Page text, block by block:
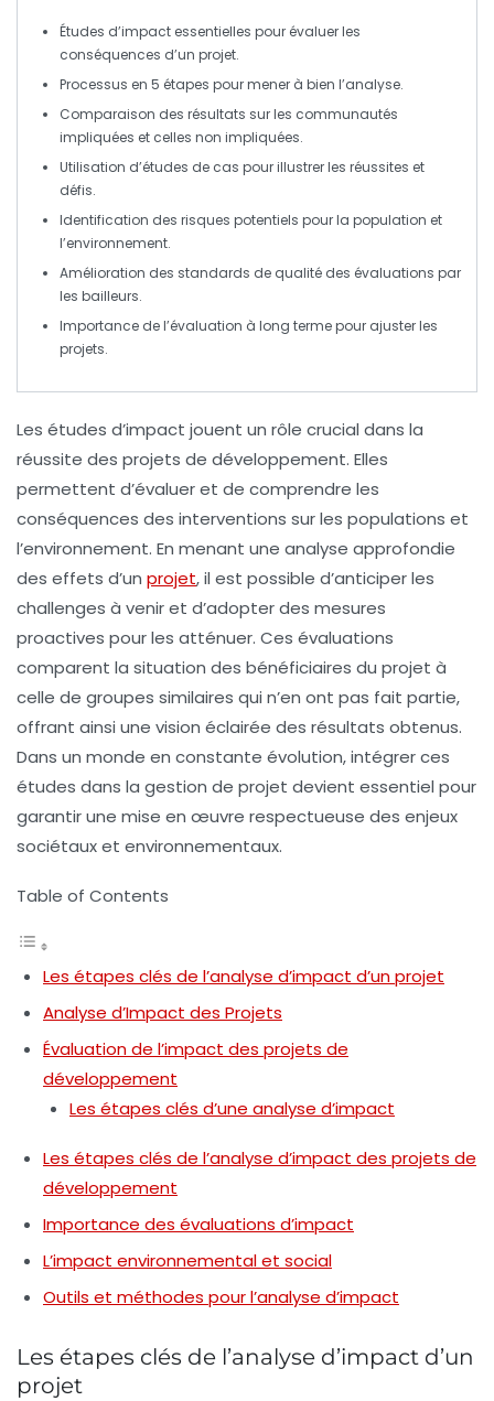
Études d’impact essentielles pour évaluer les
conséquences d’un projet.
Processus en 5 étapes pour mener à bien l’analyse.
Comparaison des résultats sur les communautés
impliquées et celles non impliquées.
Utilisation d’études de cas pour illustrer les réussites et
défis.
Identification des risques potentiels pour la population et
l’environnement.
Amélioration des standards de qualité des évaluations par
les bailleurs.
Importance de l’évaluation à long terme pour ajuster les
projets.
Les études d’impact jouent un rôle crucial dans la
réussite des projets de développement. Elles
permettent d’évaluer et de comprendre les
conséquences des interventions sur les populations et
l’environnement. En menant une analyse approfondie
des effets d’un projet, il est possible d’anticiper les
challenges à venir et d’adopter des mesures
proactives pour les atténuer. Ces évaluations
comparent la situation des bénéficiaires du projet à
celle de groupes similaires qui n’en ont pas fait partie,
offrant ainsi une vision éclairée des résultats obtenus.
Dans un monde en constante évolution, intégrer ces
études dans la gestion de projet devient essentiel pour
garantir une mise en œuvre respectueuse des enjeux
sociétauxet environnementaux.
Table of Contents
Les étapes clés de l’analyse d’impact d’un projet
Analyse d’Impact des Projets
Évaluation de l’impact des projets de
développement
Les étapes clés d’une analyse d’impact
Les étapes clés de l’analyse d’impact des projets de
développement
Importance des évaluations d’impact
L’impact environnemental et social
Outils et méthodes pour l’analyse d’impact
Les étapes clés de l’analyse d’impact d’un
projet